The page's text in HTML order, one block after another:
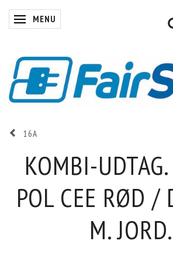
SKIFTE NAVIGATION
MENU
16A
KOMBI-
POL CEE RØD /
M. JORD.